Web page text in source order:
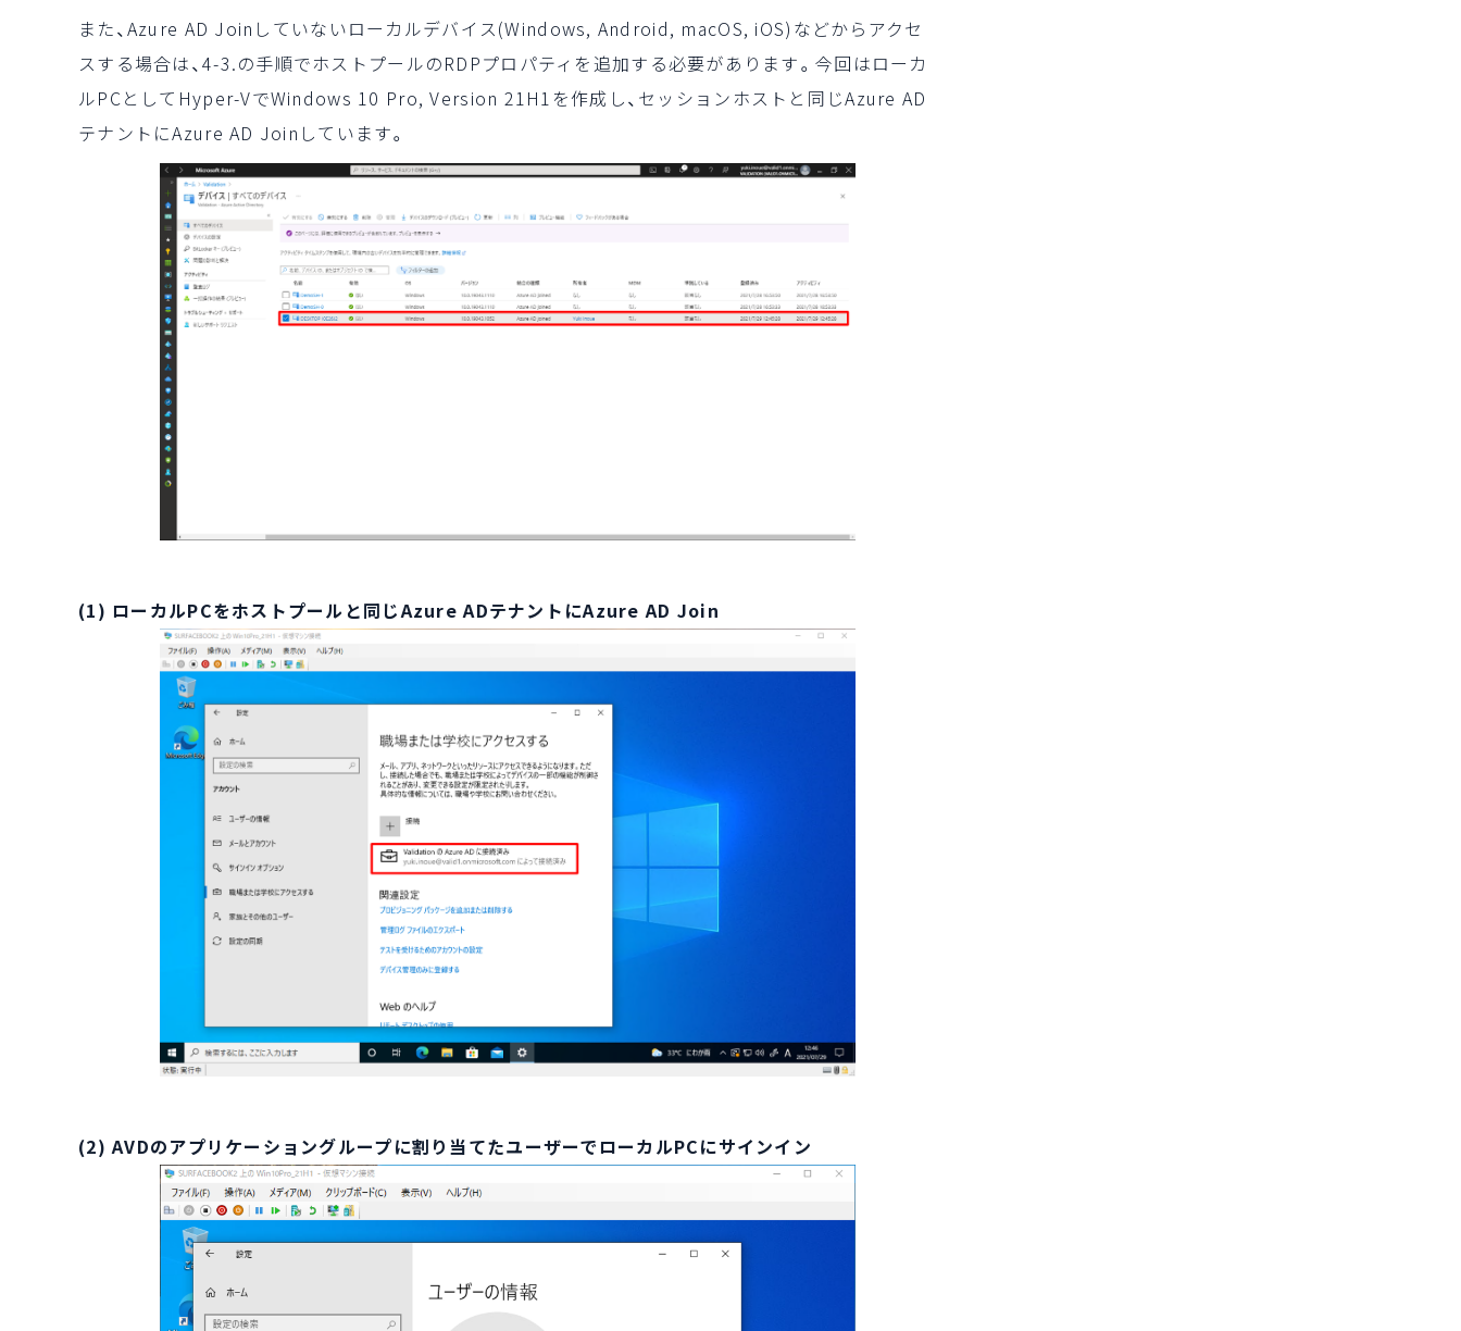
また、Azure AD Joinしていないローカルデバイス(Windows, Android, macOS, iOS)などからアクセ
スする場合は、4-3.の手順でホストプールのRDPプロパティを追加する必要があります。今回はローカ
ルPCとしてHyper-VでWindows 10 Pro, Version 21H1を作成し、セッションホストと同じAzure AD
テナントにAzure AD Joinしています。
(1) ローカルPCをホストプールと同じAzure ADテナントにAzure AD Join
(2) AVDのアプリケーショングループに割り当てたユーザーでローカルPCにサインイン